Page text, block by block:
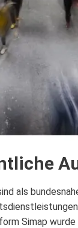
als
Simap